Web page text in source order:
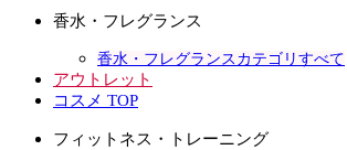
香水・フレグランス
香水・フレグランスカテゴリすべて
アウトレット
コスメ TOP
フィットネス・トレーニング